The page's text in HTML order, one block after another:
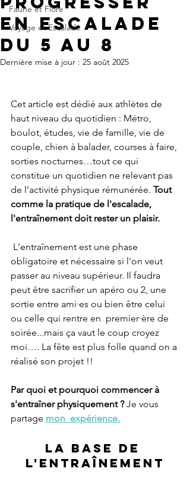
Faune et Flore
Voyage et Escalade
en escalade
du 5 au 8
Dernière mise à jour : 25 août 2025
Cet article est dédié aux athlètes de
haut niveau du quotidien : Métro,
boulot, études, vie de famille, vie de
couple, chien à balader, courses à faire,
sorties nocturnes…tout ce qui
constitue un quotidien ne relevant pas
de l’activité physique rémunérée. Tout
comme la pratique de l'escalade,
l'entraînement doit rester un plaisir.
L'entraînement est une phase
obligatoire et nécessaire si l'on veut
passer au niveau supérieur. Il faudra
peut être sacrifier un apéro ou 2, une
sortie entre ami·es ou bien être celui
ou celle qui rentre en  premier·ère de
soirée...mais ça vaut le coup croyez
moi…. La fête est plus folle quand on a
réalisé son projet !!
Par quoi et pourquoi commencer à
s'entraîner physiquement ? Je vous
partage mon  expérience.
La base de
l'entraînement